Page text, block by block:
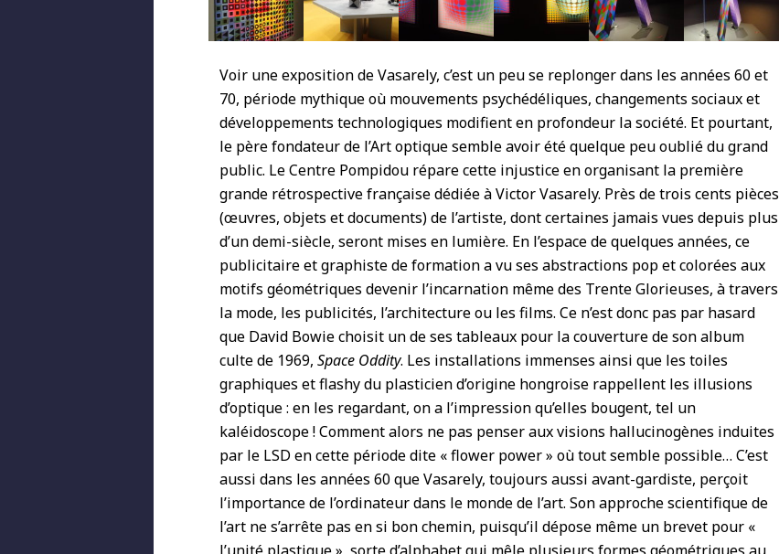
Voir une exposition de Vasarely, c’est un peu se replonger dans les années 60 et
70, période mythique où mouvements psychédéliques, changements sociaux et
développements technologiques modifient en profondeur la société. Et pourtant,
le père fondateur de l’Art optique semble avoir été quelque peu oublié du grand
public. Le Centre Pompidou répare cette injustice en organisant la première
grande rétrospective française dédiée à Victor Vasarely. Près de trois cents pièces
(œuvres, objets et documents) de l’artiste, dont certaines jamais vues depuis plus
d’un demi-siècle, seront mises en lumière. En l’espace de quelques années, ce
publicitaire et graphiste de formation a vu ses abstractions pop et colorées aux
motifs géométriques devenir l’incarnation même des Trente Glorieuses, à travers
la mode, les publicités, l’architecture ou les films. Ce n’est donc pas par hasard
que David Bowie choisit un de ses tableaux pour la couverture de son album
culte de 1969, Space Oddity. Les installations immenses ainsi que les toiles
graphiques et flashy du plasticien d’origine hongroise rappellent les illusions
d’optique : en les regardant, on a l’impression qu’elles bougent, tel un
kaléidoscope ! Comment alors ne pas penser aux visions hallucinogènes induites
par le LSD en cette période dite « flower power » où tout semble possible… C’est
aussi dans les années 60 que Vasarely, toujours aussi avant-gardiste, perçoit
l’importance de l’ordinateur dans le monde de l’art. Son approche scientifique de
l’art ne s’arrête pas en si bon chemin, puisqu’il dépose même un brevet pour «